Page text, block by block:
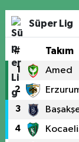
Süper Lig
# Takım
1 Amed
2
3
4